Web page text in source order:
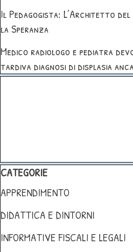
Il Pedagogista: L’Architetto
la Speranza
Medico radiologo e pediatra
tardiva diagnosi di displasia anca
Salta blocco CATEGORIE
CATEGORIE
APPRENDIMENTO
DIDATTICA E DINTORNI
INFORMATIVE FISCALI E LEGALI